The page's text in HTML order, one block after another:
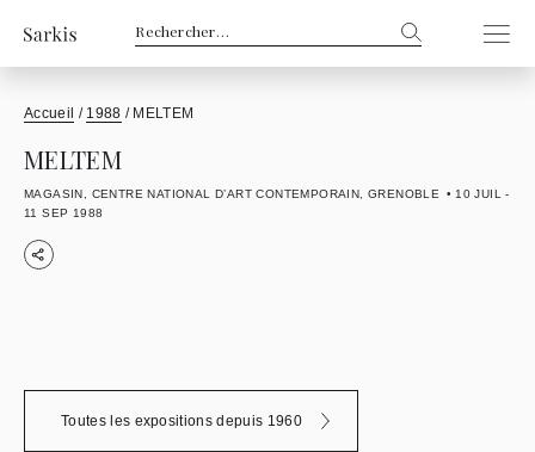
Rechercher :
Accueil / 1988 / MELTEM
MELTEM
MAGASIN, CENTRE NATIONAL D’ART CONTEMPORAIN, GRENOBLE
10 JUIL -
11 SEP 1988
Toutes les expositions depuis 1960